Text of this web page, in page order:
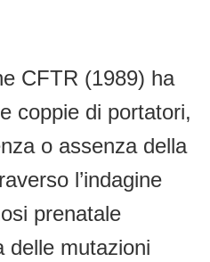
CFTR (1989) ha
coppie di portatori,
o assenza della
l’indagine
prenatale
delle mutazioni